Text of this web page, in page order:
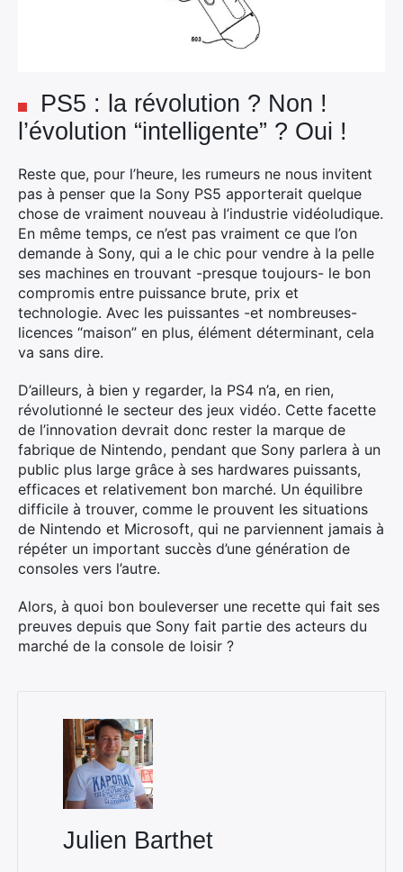
PS5 : la révolution ? Non !
l’évolution “intelligente” ? Oui !
Reste que, pour l’heure, les rumeurs ne nous invitent
pas à penser que la Sony PS5 apporterait quelque
chose de vraiment nouveau à l’industrie vidéoludique.
En même temps, ce n’est pas vraiment ce que l’on
demande à Sony, qui a le chic pour vendre à la pelle
ses machines en trouvant -presque toujours- le bon
compromis entre puissance brute, prix et
technologie. Avec les puissantes -et nombreuses-
licences “maison” en plus, élément déterminant, cela
va sans dire.
D’ailleurs, à bien y regarder, la PS4 n’a, en rien,
révolutionné le secteur des jeux vidéo. Cette facette
de l’innovation devrait donc rester la marque de
fabrique de Nintendo, pendant que Sony parlera à un
public plus large grâce à ses hardwares puissants,
efficaces et relativement bon marché. Un équilibre
difficile à trouver, comme le prouvent les situations
de Nintendo et Microsoft, qui ne parviennent jamais à
répéter un important succès d’une génération de
consoles vers l’autre.
Alors, à quoi bon bouleverser une recette qui fait ses
preuves depuis que Sony fait partie des acteurs du
marché de la console de loisir ?
Julien Barthet
×
Rechercher